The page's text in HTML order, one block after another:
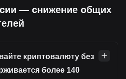
— снижение общих
криптовалюту без
более 140